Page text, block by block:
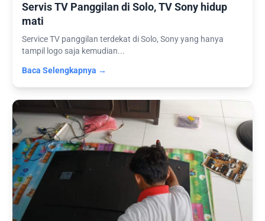
Servis TV Panggilan di Solo, TV Sony hidup
mati
Service TV panggilan terdekat di Solo, Sony yang hanya
tampil logo saja kemudian...
Baca Selengkapnya →